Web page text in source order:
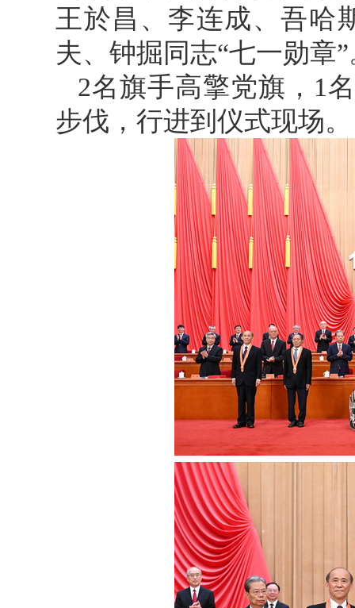
王於昌、李连成、吾哈
夫、钟掘同志“七一勋章
2名旗手高擎党旗，1
步伐，行进到仪式现场。